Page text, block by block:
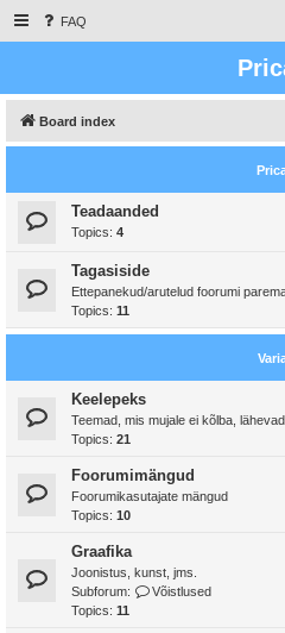
FAQ
Board index
Teadaanded
Topics: 4
Tagasiside
Ettepanekud/arutelud foorumi
Topics: 11
Keelepeks
Teemad, mis mujale ei kõlba, lähevad
Topics: 21
Foorumimängud
Foorumikasutajate mängud
Topics: 10
Graafika
Joonistus, kunst, jms.
Subforum:
Võistlused
Topics: 11